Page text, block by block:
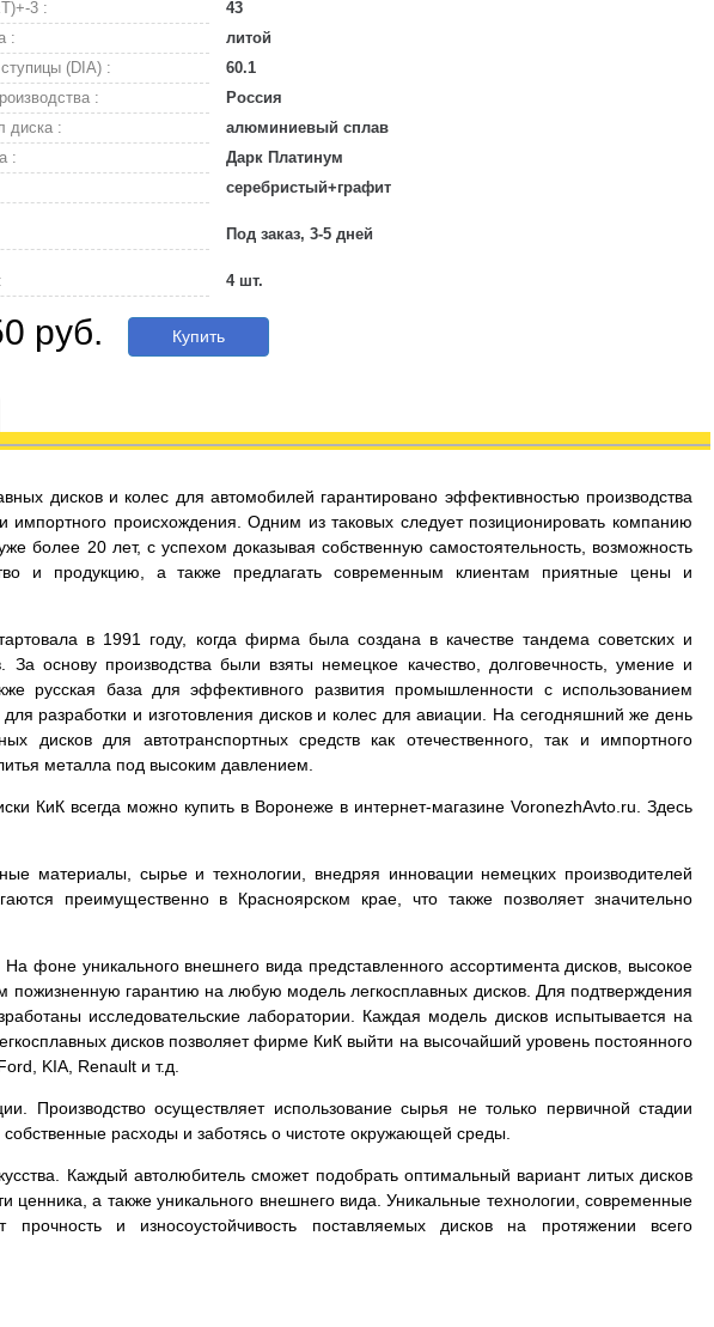
3 :
43
:
литой
(DIA) :
60.1
:
Россия
диска :
алюминиевый сплав
:
Дарк Платинум
серебристый+графит
Под заказ, 3-5 дней
4 шт.
руб. Купить
дисков и колес для автомобилей гарантировано эффективностью производства
импортного происхождения. Одним из таковых следует позиционировать компанию
более 20 лет, с успехом доказывая собственную самостоятельность, возможность
и продукцию, а также предлагать современным клиентам приятные цены и
в 1991 году, когда фирма была создана в качестве тандема советских и
За основу производства были взяты немецкое качество, долговечность, умение и
русская база для эффективного развития промышленности с использованием
разработки и изготовления дисков и колес для авиации. На сегодняшний же день
дисков для автотранспортных средств как отечественного, так и импортного
металла под высоким давлением.
КиК всегда можно купить в Воронеже в интернет-магазине VoronezhAvto.ru. Здесь
материалы, сырье и технологии, внедряя инновации немецких производителей
преимущественно в Красноярском крае, что также позволяет значительно
фоне уникального внешнего вида представленного ассортимента дисков, высокое
пожизненную гарантию на любую модель легкосплавных дисков. Для подтверждения
исследовательские лаборатории. Каждая модель дисков испытывается на
дисков позволяет фирме КиК выйти на высочайший уровень постоянного
KIA, Renault и т.д.
Производство осуществляет использование сырья не только первичной стадии
расходы и заботясь о чистоте окружающей среды.
Каждый автолюбитель сможет подобрать оптимальный вариант литых дисков
ценника, а также уникального внешнего вида. Уникальные технологии, современные
и износоустойчивость поставляемых дисков на протяжении всего